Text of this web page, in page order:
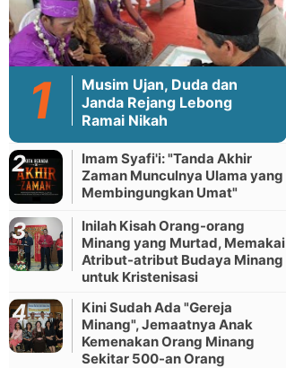
Musim Ujan, Duda dan
Janda Rejang Lebong
Ramai Nikah
Imam Syafi'i: "Tanda Akhir
Zaman Munculnya Ulama yang
Membingungkan Umat"
Inilah Kisah Orang-orang
Minang yang Murtad, Memakai
Atribut-atribut Budaya Minang
untuk Kristenisasi
Kini Sudah Ada "Gereja
Minang", Jemaatnya Anak
Kemenakan Orang Minang
Sekitar 500-an Orang